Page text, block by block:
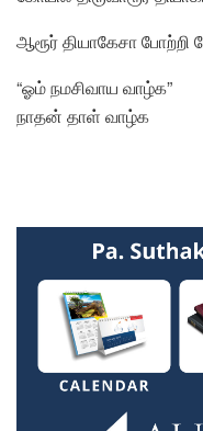
ஆரூர் தியாகேசா போற்றி
“ஓம் நமசிவாய வாழ்க”
நாதன் தாள் வாழ்க